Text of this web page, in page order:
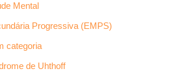
Mental
Progressiva (EMPS)
categoria
de Uhthoff